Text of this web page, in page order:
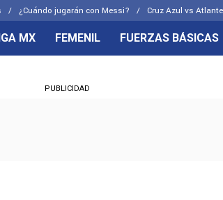
¿Cuándo jugarán con Messi? Cruz Azul vs
CELESTES
MX FEMENIL FUERZAS BÁSICAS
PUBLICIDAD